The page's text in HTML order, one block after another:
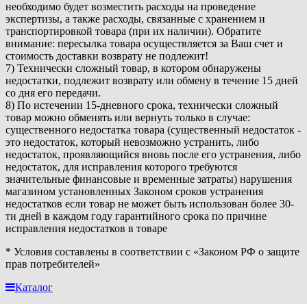
необходимо будет возместить расходы на проведение
экспертизы, а также расходы, связанные с хранением и
транспортировкой товара (при их наличии). Обратите
внимание: пересылка товара осуществляется за Ваш счет и
стоимость доставки возврату не подлежит!
7) Технически сложный товар, в котором обнаружены
недостатки, подлежит возврату или обмену в течение 15 дней
со дня его передачи.
8) По истечении 15-дневного срока, технически сложный
товар можно обменять или вернуть только в случае:
существенного недостатка товара (существенный недостаток -
это недостаток, который невозможно устранить, либо
недостаток, проявляющийся вновь после его устранения, либо
недостаток, для исправления которого требуются
значительные финансовые и временные затраты) нарушения
магазином установленных Законом сроков устранения
недостатков если товар не может быть использован более 30-
ти дней в каждом году гарантийного срока по причине
исправления недостатков в товаре
* Условия составлены в соответствии с «Законом РФ о защите
прав потребителей»
Каталог